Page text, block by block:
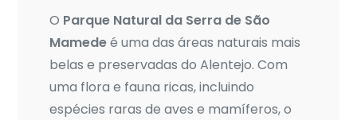
O Parque Natural da Serra de São
Mamedeé uma das áreas naturais mais
belas e preservadas do Alentejo. Com
uma flora e fauna ricas, incluindo
espécies raras de aves e mamíferos, o